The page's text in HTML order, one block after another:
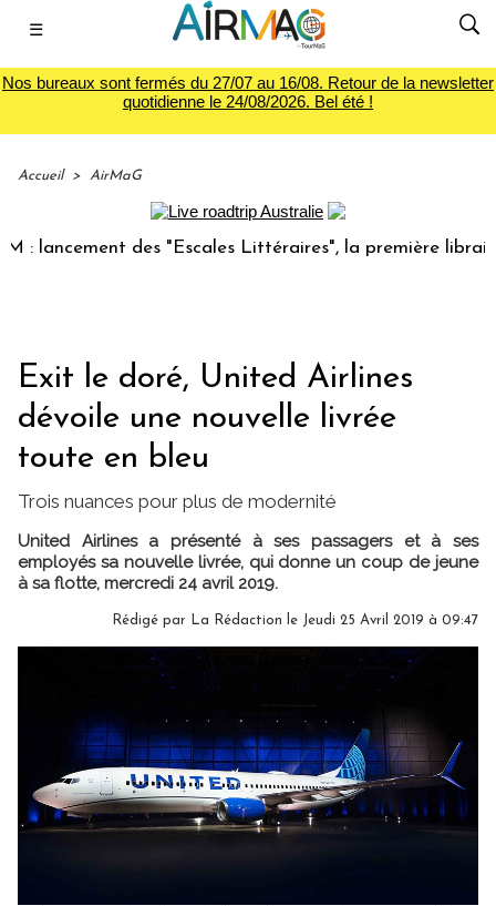
☰
Nos bureaux sont fermés du 27/07 au 16/08. Retour de la newsletter
quotidienne le 24/08/2026. Bel été !
Accueil > AirMaG
des "Escales Littéraires", la première librairie du
Exit le doré, United Airlines
dévoile une nouvelle livrée
toute en bleu
Trois nuances pour plus de modernité
United Airlines a présenté à ses passagers et à ses
employés sa nouvelle livrée, qui donne un coup de jeune
à sa flotte, mercredi 24 avril 2019.
Rédigé par La Rédaction le Jeudi 25 Avril 2019 à 09:47